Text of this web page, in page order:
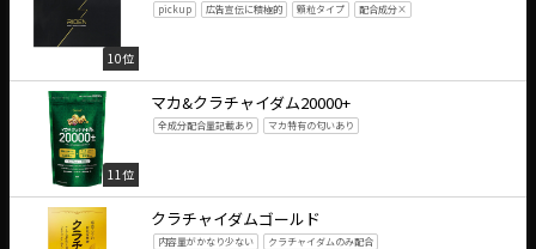
10位
pickup 広告宣伝に積極的 顆粒タイプ 配合成分×
11位
マカ&クラチャイダム20000+
全成分配合量記載あり マカ特有の匂いあり
クラチャイダムゴールド
内容量がかなり少ない クラチャイダムのみ配合